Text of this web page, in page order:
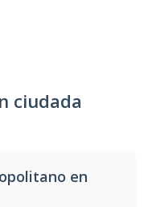
ciudada
en